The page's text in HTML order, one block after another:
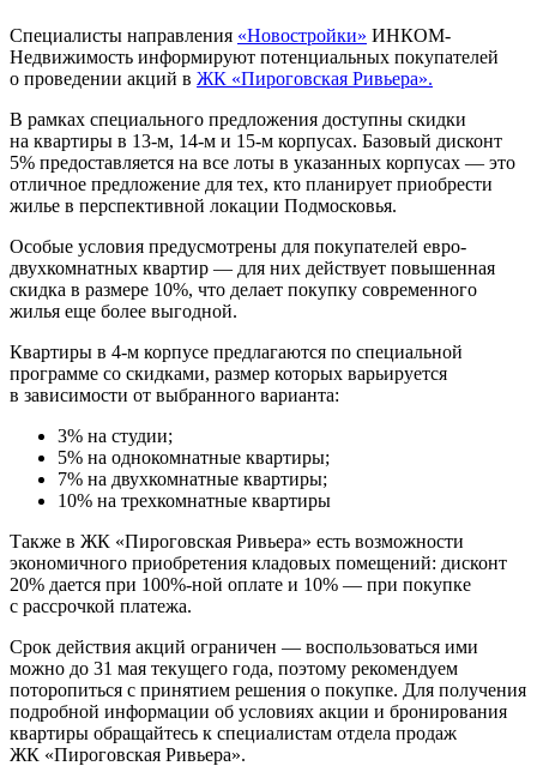
Специалисты направления «Новостройки» ИНКОМ-
Недвижимость информируют потенциальных покупателей
о проведении акций в ЖК «Пироговская Ривьера».
В рамках специального предложения доступны скидки
на квартиры в 13-м, 14-м и 15-м корпусах. Базовый дисконт
5% предоставляется на все лоты в указанных корпусах — это
отличное предложение для тех, кто планирует приобрести
жилье в перспективной локации Подмосковья.
Особые условия предусмотрены для покупателей евро-
двухкомнатных квартир — для них действует повышенная
скидка в размере 10%, что делает покупку современного
жилья еще более выгодной.
Квартиры в 4-м корпусе предлагаются по специальной
программе со скидками, размер которых варьируется
в зависимости от выбранного варианта:
3% на студии;
5% на однокомнатные квартиры;
7% на двухкомнатные квартиры;
10% на трехкомнатные квартиры
Также в ЖК «Пироговская Ривьера» есть возможности
экономичного приобретения кладовых помещений: дисконт
20% дается при 100%-ной оплате и 10% — при покупке
с рассрочкой платежа.
Срок действия акций ограничен — воспользоваться ими
можно до 31 мая текущего года, поэтому рекомендуем
поторопиться с принятием решения о покупке. Для получения
подробной информации об условиях акции и бронирования
квартиры обращайтесь к специалистам отдела продаж
ЖК «Пироговская Ривьера».